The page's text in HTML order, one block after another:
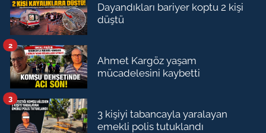
Dayandıkları bariyer koptu 2 kişi
düştü
Ahmet Kargöz yaşam
mücadelesini kaybetti
2
3 kişiyi tabancayla yaralayan
emekli polis tutuklandı
3